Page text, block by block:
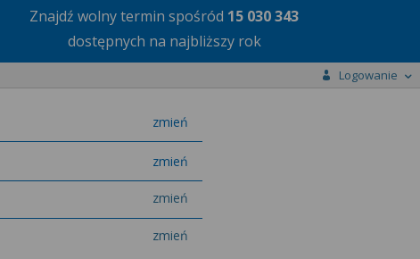
Znajdź wolny termin spośród 15 030 343
dostępnych na najbliższy rok
Logowanie
zmień
miasto
zmień
specjalizację
zmień
zmień